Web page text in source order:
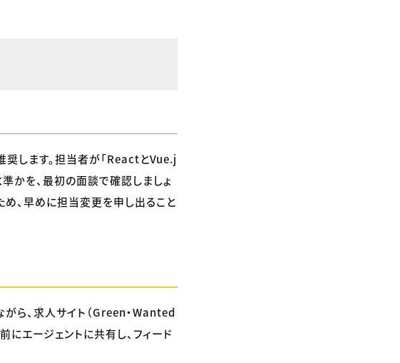
します。担当者が「ReactとVue.j
かを、最初の面談で確認しましょ
、早めに担当変更を申し出ること
ら、求人サイト（Green・Wanted
エージェントに共有し、フィード